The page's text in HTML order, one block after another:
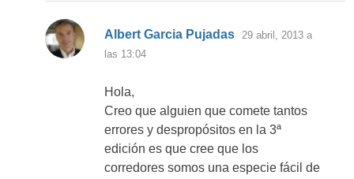
Albert Garcia Pujadas dice:
29 abril, 2013 a
las 13:04
Hola,
Creo que alguien que comete tantos
errores y despropósitos en la 3ª
edición es que cree que los
corredores somos una especie fácil de